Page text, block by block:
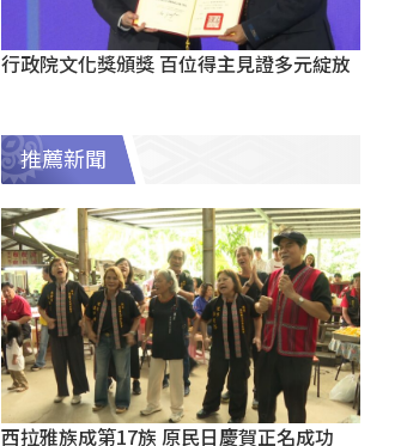
行政院文化獎頒獎 百位得主見證多元綻放
推薦新聞
西拉雅族成第17族 原民日慶賀正名成功